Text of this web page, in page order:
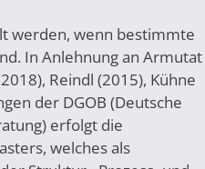
werden, wenn bestimmte
In Anlehnung an Armutat
Reindl (2015), Kühne
der DGOB (Deutsche
erfolgt die
welches als